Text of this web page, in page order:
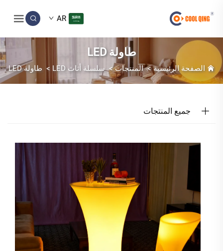
AR
طاولة LED
الصفحة الرئيسية>المنتجات>سلسلة أثاث LED > طاولة LED
جميع المنتجات